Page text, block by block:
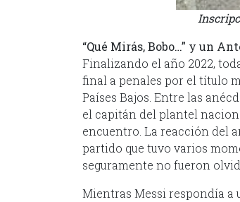
“Qué Mirás, Bobo…” y un
Finalizando el año 2022,
final a penales por el título
Países Bajos. Entre las
el capitán del plantel
encuentro. La reacción del
partido que tuvo varios
seguramente no fueron
Mientras Messi respondía a